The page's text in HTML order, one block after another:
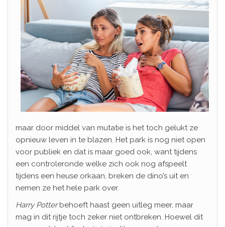
maar door middel van mutatie is het toch gelukt ze
opnieuw leven in te blazen. Het park is nog niet open
voor publiek en dat is maar goed ook, want tijdens
een controleronde welke zich ook nog afspeelt
tijdens een heuse orkaan, breken de dino’s uit en
nemen ze het hele park over.
Harry Potterbehoeft haast geen uitleg meer, maar
mag in dit rijtje toch zeker niet ontbreken. Hoewel dit